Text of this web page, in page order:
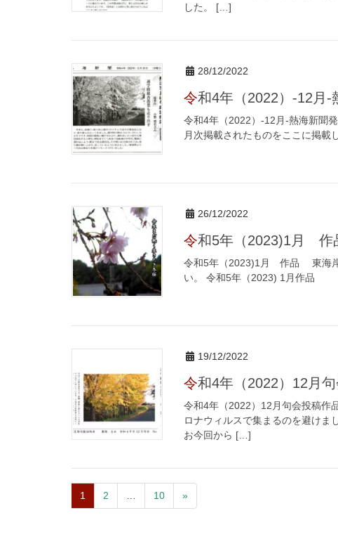
した。 […]
28/12/2022
令和4年（2022）-12
令和4年（2022）-12月-熱海新聞
月次掲載されたものをここに掲
26/12/2022
令和5年（2023)1月 作
令和5年（2023)1月 作品 東海岸
い。 令和5年（2023) 1月作品
19/12/2022
令和4年（2022）12月
令和4年（2022）12月句会投稿
ロナウィルスで集まるのを避けま
お今回から […]
1 2 10 »